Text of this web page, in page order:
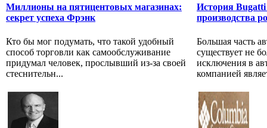
Миллионы на пятицентовых магазинах:
секрет успеха Фрэнк
Кто бы мог подумать, что такой удобный
способ торговли как самообслуживание
придумал человек, прослывший из-за своей
стеснительн...
История Bugatti
производства
Большая часть
существует не
исключения в
компанией